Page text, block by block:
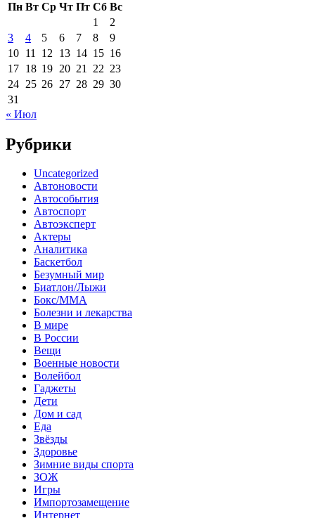
Пн Вт Ср Чт Пт Сб Вс
1
2
3
4 5 6 7 8
9
10 11 12 13 14 15 16
17 18 19 20 21 22 23
24 25 26 27 28 29 30
31
« Июл
Рубрики
Uncategorized
Автоновости
Автособытия
Автоспорт
Автоэксперт
Актеры
Аналитика
Баскетбол
Безумный мир
Биатлон/Лыжи
Бокс/MMA
Болезни и лекарства
В мире
В России
Вещи
Военные новости
Волейбол
Гаджеты
Дети
Дом и сад
Еда
Звёзды
Здоровье
Зимние виды спорта
ЗОЖ
Игры
Импортозамещение
Интернет